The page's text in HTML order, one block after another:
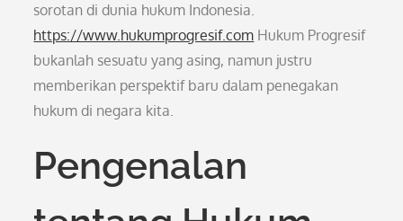
sorotan di dunia hukum Indonesia.
https://www.hukumprogresif.com Hukum Progresif
bukanlah sesuatu yang asing, namun justru
memberikan perspektif baru dalam penegakan
hukum di negara kita.
Pengenalan